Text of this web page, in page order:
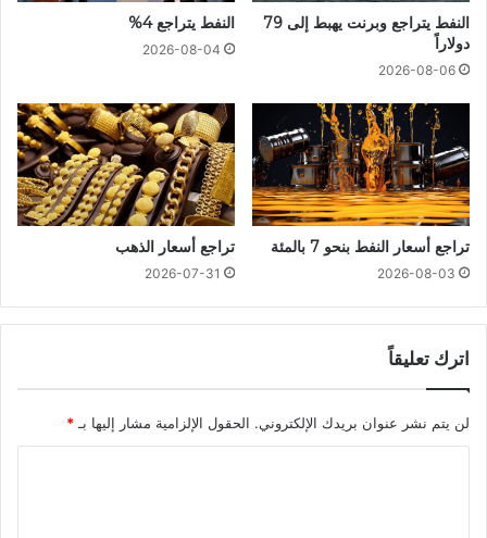
النفط يتراجع وبرنت يهبط إلى 79
دولاراً
2026-08-06
النفط يتراجع 4%
2026-08-04
تراجع أسعار النفط بنحو 7 بالمئة
2026-08-03
تراجع أسعار الذهب
2026-07-31
اترك تعليقاً
لن يتم نشر عنوان بريدك الإلكتروني. الحقول الإلزامية مشار إليها بـ *